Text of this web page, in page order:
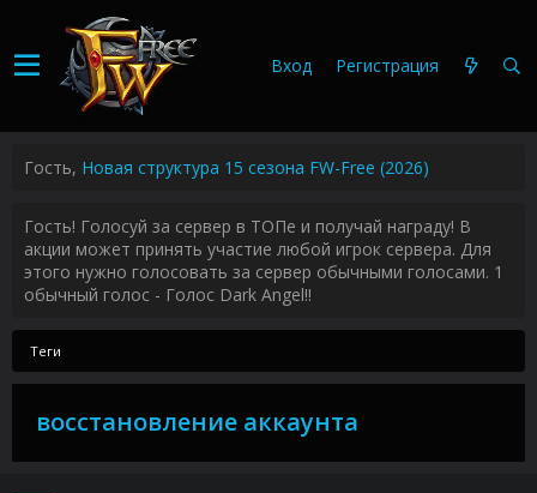
Вход Регистрация
Гость, Новая структура 15 сезона FW-Free (2026)
Гость! Голосуй за сервер в ТОПе и получай награду! В
акции может принять участие любой игрок сервера. Для
этого нужно голосовать за сервер обычными голосами. 1
обычный голос - Голос Dark Angel!!
Теги
восстановление аккаунта